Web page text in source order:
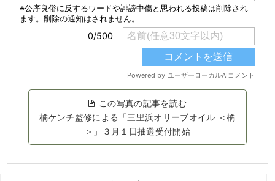
この写真の記事を読む
橘ケンチ監修による「三里浜オリーブオイル ＜橘
＞」３月１日抽選受付開始